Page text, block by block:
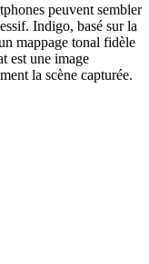
peuvent sembler
Indigo, basé sur la
mappage tonal fidèle
est une image
la scène capturée.